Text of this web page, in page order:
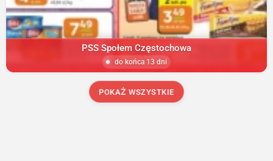
PSS Społem Częstochowa
do końca 13 dni
POKAŻ WSZYSTKIE